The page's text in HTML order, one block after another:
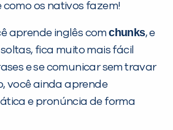
como os nativos fazem!
aprende inglês comchunks, e
fica muito mais fácil
e se comunicar sem travar
você ainda aprende
e pronúncia de forma
seus dados abaixo e